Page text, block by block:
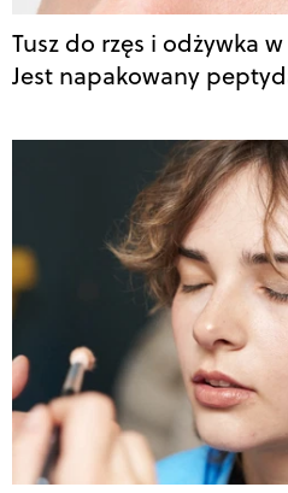
Tusz do rzęs i odżywka
Jest napakowany